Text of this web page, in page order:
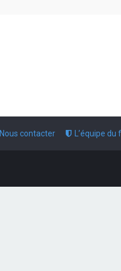
L’équipe
Nous contacter